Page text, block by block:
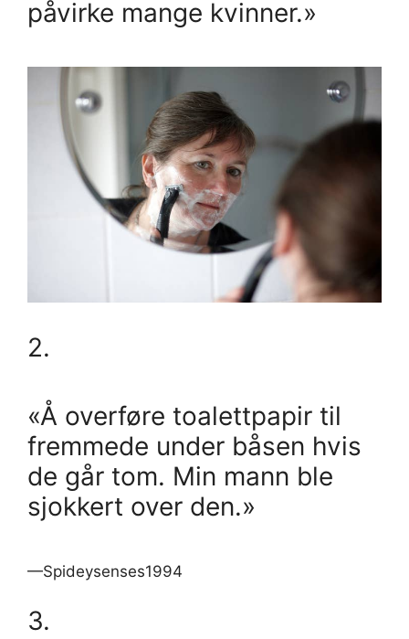
påvirke mange kvinner.»
2.
«Å overføre toalettpapir til
fremmede under båsen hvis
de går tom. Min mann ble
sjokkert over den.»
—Spideysenses1994
3.